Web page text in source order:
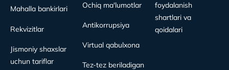
Mahalla bankirlari
Rekvizitlar
Jismoniy shaxslar
uchun tariflar
Ochiq ma'lumotlar
Antikorrupsiya
Virtual qabulxona
Tez-tez beriladigan
foydalanish
shartlari va
qoidalari